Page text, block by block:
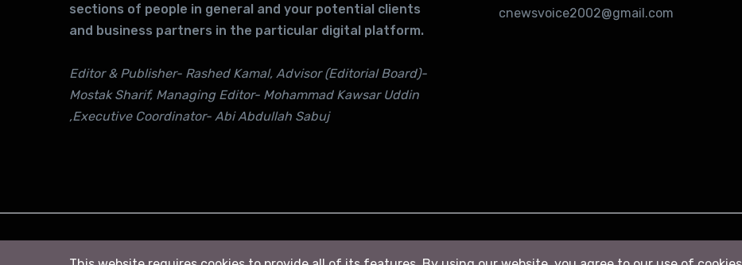
sections of people in general and your potential clients
and business partners in the particular digital platform.
Editor & Publisher- Rashed Kamal, Advisor (Editorial Board)-
Mostak Sharif, Managing Editor- Mohammad Kawsar Uddin
,Executive Coordinator- Abi Abdullah Sabuj
cnewsvoice2002@gmail.com